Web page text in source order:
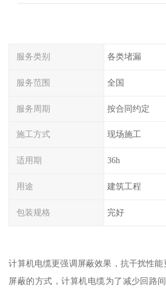
服务类别 各类堵漏
服务范围 全国
服务周期 按合同约定
施工方式 现场施工
适用期 36h
用途 建筑工程
包装规格 完好
计算机电缆更强调屏蔽效果，抗干扰性
屏蔽的方式，计算机电缆为了减少回路